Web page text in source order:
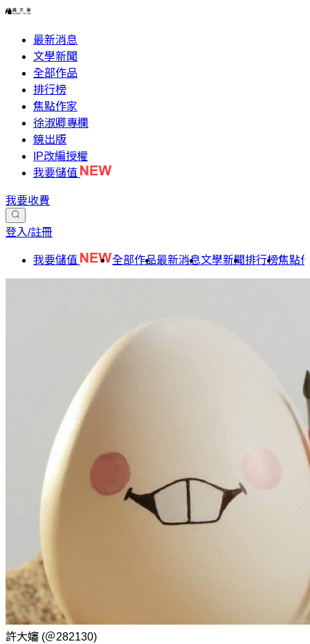
最新消息
文學新聞
全部作品
排行榜
焦點作家
徐淑卿專欄
鏡出版
IP改編授權
我要儲值
我要收費
登入/註冊
我要儲值 全部作品最新消息文學新聞排行榜焦點
許大嬸 (＠282130)